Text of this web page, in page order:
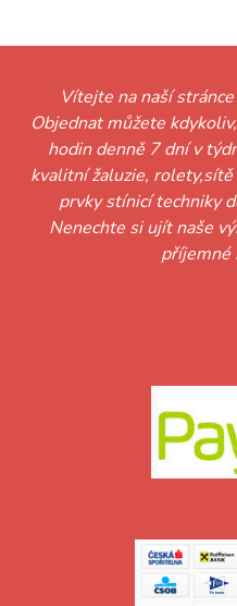
Vítejte na naší
Objednat můžete
hodin denně 7 dní v
kvalitní žaluzie,
prvky stínicí techniky
Nenechte si ujít naše
příjemné